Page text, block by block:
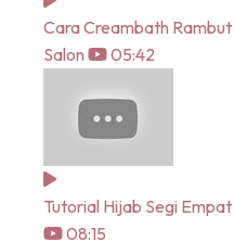
Cara Creambath
Salon
05:42
Tutorial Hijab Segi
08:15